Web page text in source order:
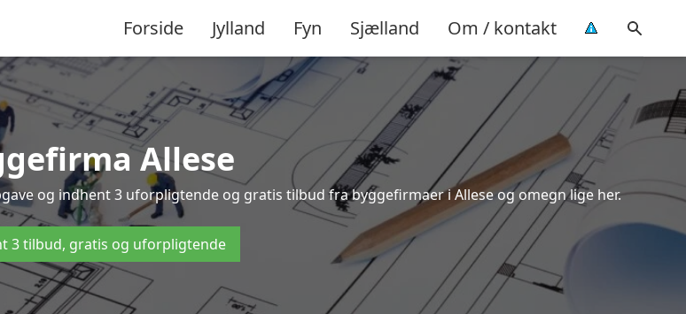
Forside Jylland Fyn Sjælland Om / kontakt
Allese
og indhent 3 uforpligtende og gratis tilbud fra byggefirmaer i Allese og omegn lige her.
3 tilbud, gratis og uforpligtende